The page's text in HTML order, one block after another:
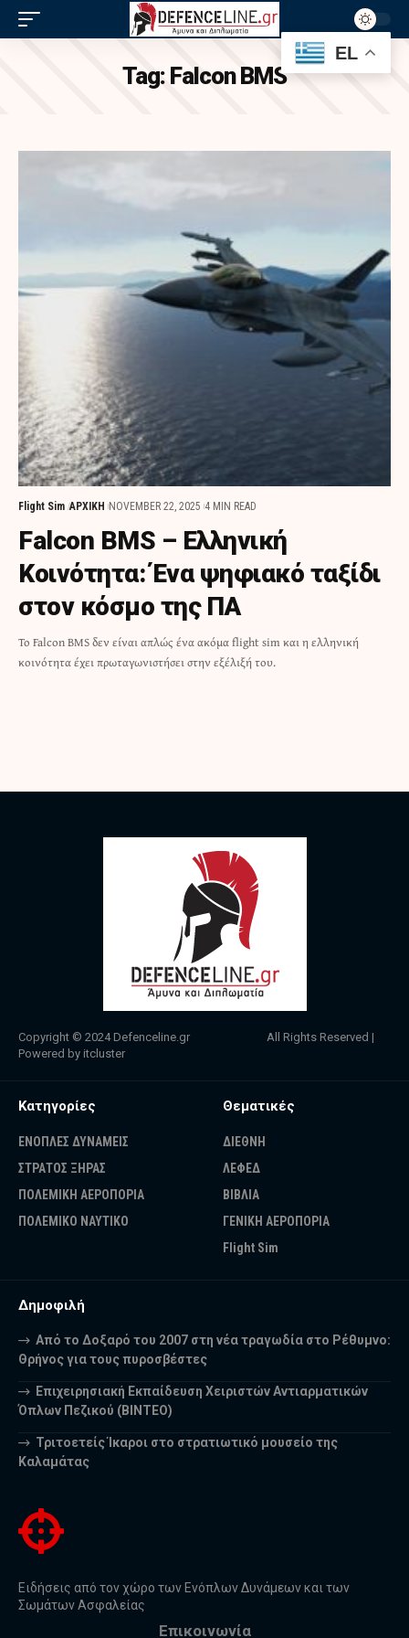
Tag: Falcon BMS
Flight Sim ΑΡΧΙΚΗ NOVEMBER 22, 2025 4 MIN READ
Falcon BMS – Ελληνική
Κοινότητα: Ένα ψηφιακό ταξίδι
στον κόσμο της ΠΑ
Το Falcon BMS δεν είναι απλώς ένα ακόμα flight sim και η ελληνική
κοινότητα έχει πρωταγωνιστήσει στην εξέλιξή του.
Copyright © 2024 Defenceline.gr All Rights Reserved |
Powered by itcluster
Κατηγορίες
ΕΝΟΠΛΕΣ ΔΥΝΑΜΕΙΣ
ΣΤΡΑΤΟΣ ΞΗΡΑΣ
ΠΟΛΕΜΙΚΗ ΑΕΡΟΠΟΡΙΑ
ΠΟΛΕΜΙΚΟ ΝΑΥΤΙΚΟ
Θεματικές
ΔΙΕΘΝΗ
ΛΕΦΕΔ
ΒΙΒΛΙΑ
ΓΕΝΙΚΗ ΑΕΡΟΠΟΡΙΑ
Flight Sim
Δημοφιλή
Από το Δοξαρό του 2007 στη νέα τραγωδία στο Ρέθυμνο:
Θρήνος για τους πυροσβέστες
Επιχειρησιακή Εκπαίδευση Χειριστών Αντιαρματικών
Όπλων Πεζικού (ΒΙΝΤΕΟ)
Τριτοετείς Ίκαροι στο στρατιωτικό μουσείο της
Καλαμάτας
Ειδήσεις από τον χώρο των Ενόπλων Δυνάμεων και των
Σωμάτων Ασφαλείας
Επικοινωνία
EL